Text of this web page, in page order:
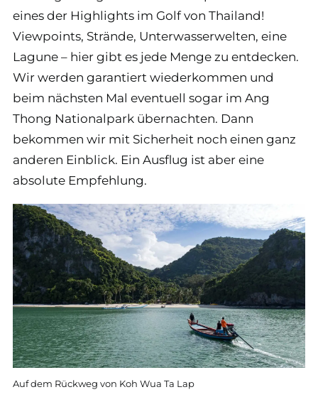
eines der Highlights im Golf von Thailand!
Viewpoints, Strände, Unterwasserwelten, eine
Lagune – hier gibt es jede Menge zu entdecken.
Wir werden garantiert wiederkommen und
beim nächsten Mal eventuell sogar im Ang
Thong Nationalpark übernachten. Dann
bekommen wir mit Sicherheit noch einen ganz
anderen Einblick. Ein Ausflug ist aber eine
absolute Empfehlung.
Auf dem Rückweg von Koh Wua Ta Lap